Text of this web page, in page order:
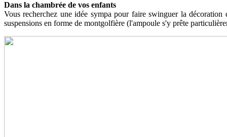
Dans la chambrée de vos enfants
Vous recherchez une idée sympa pour faire swinguer la
suspensions en forme de montgolfière (l'ampoule s'y prête